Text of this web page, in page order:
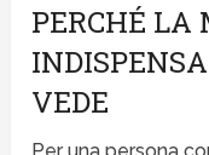
PERCHÉ LA
VEDE